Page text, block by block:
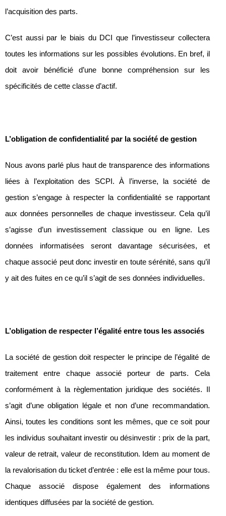
l’acquisition des parts.
C’est aussi par le biais du DCI que l’investisseur collectera
toutes les informations sur les possibles évolutions. En bref, il
doit avoir bénéficié d’une bonne compréhension sur les
spécificités de cette classe d’actif.
L’obligation de confidentialité par la société de gestion
Nous avons parlé plus haut de transparence des informations
liées à l’exploitation des SCPI. À l’inverse, la société de
gestion s’engage à respecter la confidentialité se rapportant
aux données personnelles de chaque investisseur. Cela qu’il
s’agisse d’un investissement classique ou en ligne. Les
données informatisées seront davantage sécurisées, et
chaque associé peut donc investir en toute sérénité, sans qu’il
y ait des fuites en ce qu’il s’agit de ses données individuelles.
L’obligation de respecter l’égalité entre tous les associés
La société de gestion doit respecter le principe de l’égalité de
traitement entre chaque associé porteur de parts. Cela
conformément à la règlementation juridique des sociétés. Il
s’agit d’une obligation légale et non d’une recommandation.
Ainsi, toutes les conditions sont les mêmes, que ce soit pour
les individus souhaitant investir ou désinvestir : prix de la part,
valeur de retrait, valeur de reconstitution. Idem au moment de
la revalorisation du ticket d’entrée : elle est la même pour tous.
Chaque associé dispose également des informations
identiques diffusées par la société de gestion.